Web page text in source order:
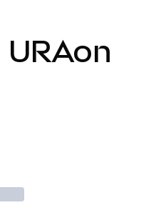
URAon